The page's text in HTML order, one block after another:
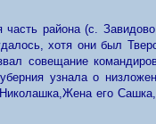
часть района (с.
хотя они был
совещание
узнала о
Жена его Сашка,